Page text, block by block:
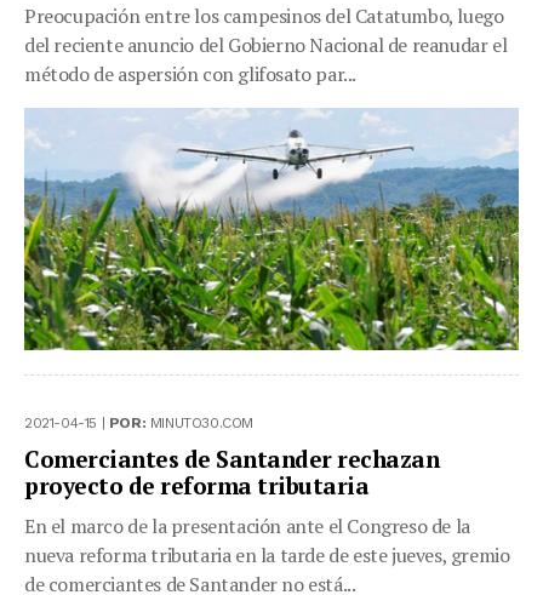
Preocupación entre los campesinos del Catatumbo, luego
del reciente anuncio del Gobierno Nacional de reanudar el
método de aspersión con glifosato par...
2021-04-15 | POR: MINUTO30.COM
Comerciantes de Santander rechazan
proyecto de reforma tributaria
En el marco de la presentación ante el Congreso de la
nueva reforma tributaria en la tarde de este jueves, gremio
de comerciantes de Santander no está...